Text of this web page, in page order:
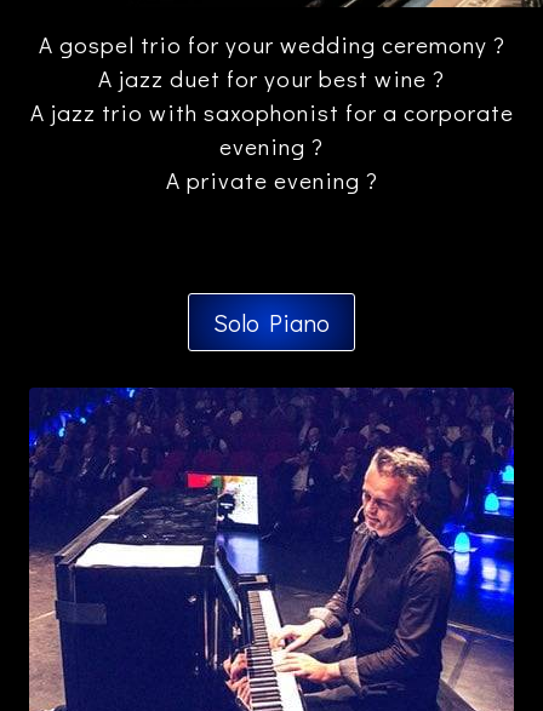
A gospel trio for your wedding ceremony ?
A jazz duet for your best wine ?
A jazz trio with saxophonist for a corporate
evening ?
A private evening ?
Solo Piano